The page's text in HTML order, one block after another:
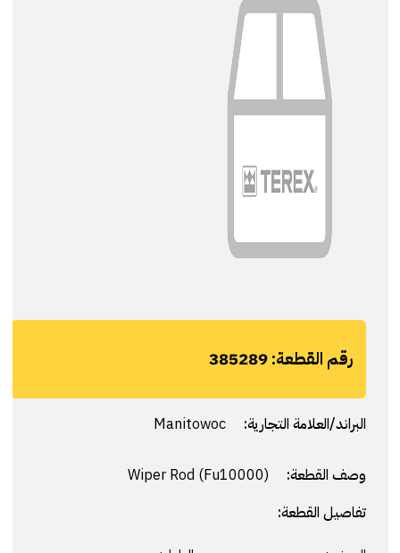
رقم القطعة:385289
البراند/العلامة التجارية: Manitowoc
وصف القطعة:
تفاصيل القطعة: